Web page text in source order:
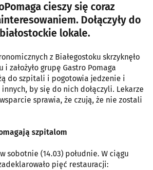
cieszy się coraz
Dołączyły do
lokale.
z Białegostoku skrzyknęło
i założyło grupę Gastro Pomaga
do szpitali i pogotowia jedzenie i
innych, by się do nich dołączyli. Lekarze
sprawia, że czują, że nie zostali
szpitalom
sobotnie (14.03) południe. W ciągu
pięć restauracji: